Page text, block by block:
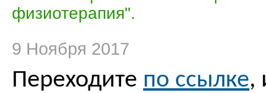
физиотерапия".
9 Ноября 2017
Переходите по ссылке,